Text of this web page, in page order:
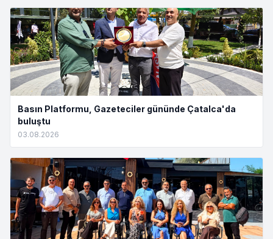
Basın Platformu, Gazeteciler gününde Çatalca'da
buluştu
03.08.2026